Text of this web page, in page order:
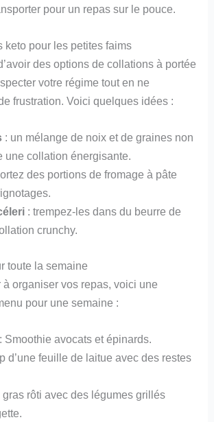
pour un repas sur le pouce.
keto pour les petites faims
des options de collations à portée
votre régime tout en ne
frustration. Voici quelques idées :
: un mélange de noix et de graines non
une collation énergisante.
des portions de fromage à pâte
: trempez-les dans du beurre de
crunchy.
toute la semaine
organiser vos repas, voici une
pour une semaine :
: Smoothie avocats et épinards.
d’une feuille de laitue avec des restes
gras rôti avec des légumes grillés